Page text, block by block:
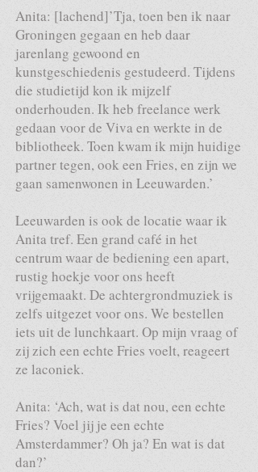
Anita: [lachend]’Tja, toen ben ik naar
Groningen gegaan en heb daar
jarenlang gewoond en
kunstgeschiedenis gestudeerd. Tijdens
die studietijd kon ik mijzelf
onderhouden. Ik heb freelance werk
gedaan voor de Viva en werkte in de
bibliotheek. Toen kwam ik mijn huidige
partner tegen, ook een Fries, en zijn we
gaan samenwonen in Leeuwarden.’
Leeuwarden is ook de locatie waar ik
Anita tref. Een grand café in het
centrum waar de bediening een apart,
rustig hoekje voor ons heeft
vrijgemaakt. De achtergrondmuziek is
zelfs uitgezet voor ons. We bestellen
iets uit de lunchkaart. Op mijn vraag of
zij zich een echte Fries voelt, reageert
ze laconiek.
Anita: ‘Ach, wat is dat nou, een echte
Fries? Voel jij je een echte
Amsterdammer? Oh ja? En wat is dat
dan?’